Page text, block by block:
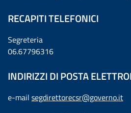
RECAPITI TELEFONICI
Segreteria
06.67796316
INDIRIZZI DI POSTA
e-mail segdirettorecsr@governo.it